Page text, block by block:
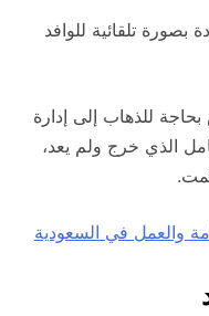
تلقائية للوافد
للذهاب إلى إدارة
الذي خرج ولم يعد،
والعمل في السعودية